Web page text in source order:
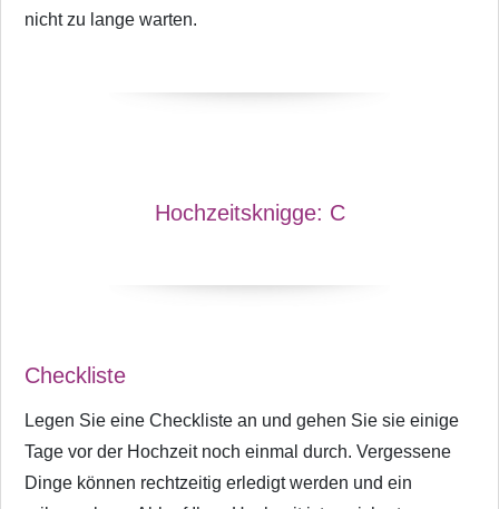
nicht zu lange warten.
Hochzeitsknigge: C
Checkliste
Legen Sie eine Checkliste an und gehen Sie sie einige
Tage vor der Hochzeit noch einmal durch. Vergessene
Dinge können rechtzeitig erledigt werden und ein